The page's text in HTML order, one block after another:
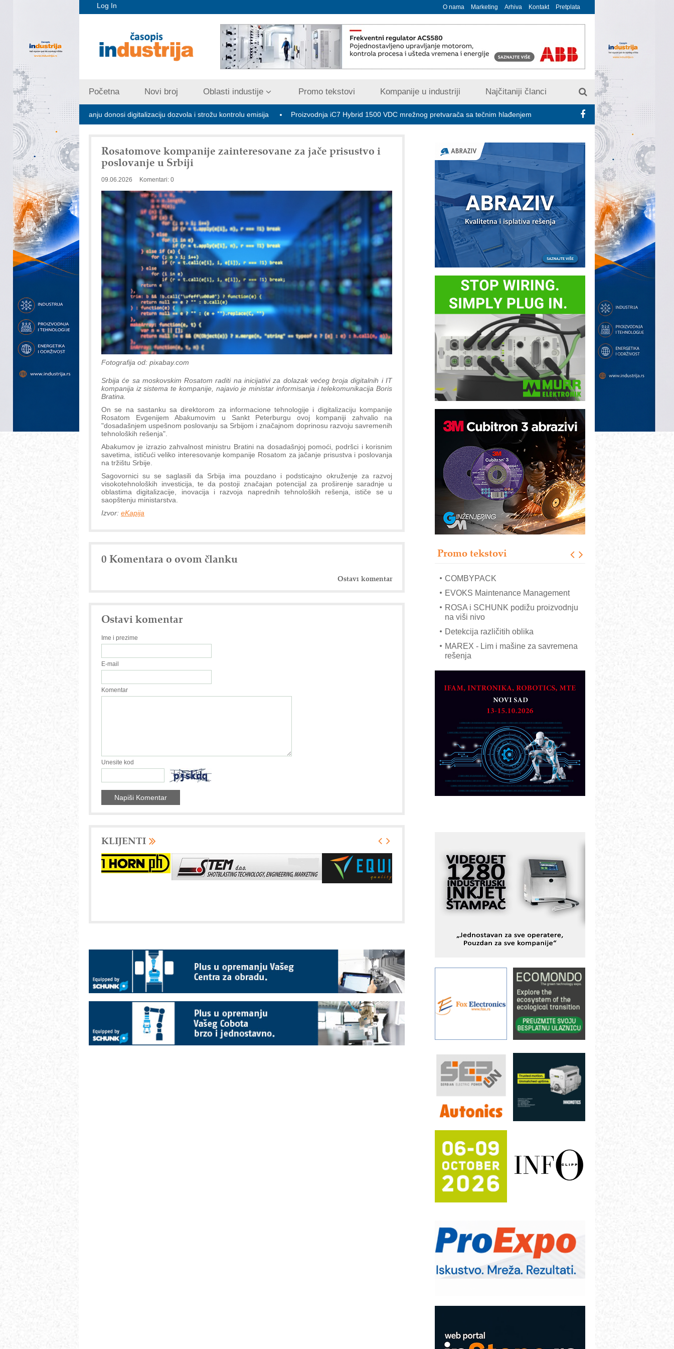
Log In O nama Marketing Arhiva Kontakt Pretplata
Početna Novi broj Oblasti industije Promo tekstovi Kompanije u industriji Najčitaniji članci
zagađivanju donosi digitalizaciju dozvola i strožu kontrolu emisija Proizvodnja iC7 Hybrid 1500 VDC mrežnog pretvarača sa tečnim hlađenjem Minimalac 2027: Sindikati traže veće povećanje
Rosatomove kompanije zainteresovane za jače prisustvo i
poslovanje u Srbiji
09.06.2026 Komentari: 0
Fotografija od: pixabay.com
Srbija će sa moskovskim Rosatom raditi na inicijativi za dolazak većeg broja digitalnih i IT
kompanija iz sistema te kompanije, najavio je ministar informisanja i telekomunikacija Boris
Bratina.
On se na sastanku sa direktorom za informacione tehnologije i digitalizaciju kompanije
Rosatom Evgenijem Abakumovim u Sankt Peterburgu ovoj kompaniji zahvalio na
"dosadašnjem uspešnom poslovanju sa Srbijom i značajnom doprinosu razvoju savremenih
tehnoloških rešenja".
Abakumov je izrazio zahvalnost ministru Bratini na dosadašnjoj pomoći, podršci i korisnim
savetima, ističući veliko interesovanje kompanije Rosatom za jačanje prisustva i poslovanja
na tržištu Srbije.
Sagovornici su se saglasili da Srbija ima pouzdano i podsticajno okruženje za razvoj
visokotehnoloških investicija, te da postoji značajan potencijal za proširenje saradnje u
oblastima digitalizacije, inovacija i razvoja naprednih tehnoloških rešenja, ističe se u
saopštenju ministarstva.
Izvor: eKapija
0 Komentara o ovom članku
Ostavi komentar
Ostavi komentar
Ime i prezime
E-mail
Komentar
Unesite kod
KLIJENTI
Promo tekstovi
Bezbednost na prvom mestu!
IB BLUMENAUER - više od 40 godina
poverenja u industriji
RMQ-TITAN ADVANCED INDICATOR
– Pametna signalizacija za efikasnije
upravljanje mašinama
Sigurnije ispitivanje transformatora u
solarnim elektranama i vetroparkovima
Pranje točkova na gradilištu- standard
modernog i odgovornog građenja
mrežnog pretvarača sa tečnim
COMBYPACK
EVOKS Maintenance Management
ROSA i SCHUNK podižu proizvodnju
na viši nivo
Detekcija različitih oblika
MAREX - Lim i mašine za savremena
rešenja
Marcom-plast d.o.o.- vaš pouzdan
CTO - Prilagodite svoju toplinsku
PLC AKYTEC
AUKOM: Svetski standard metrologije
dostupan u Srbiji
MOTOMAN – NEXT-Robotika vođena
veštačkom inteligencijom
I.SAFE MOBILE revolucioniše
savremene industrijske i logističke
objekte
Alba d.o.o. – 35 godina preciznosti u
metrologiji i pametnim dozirnim
rešenjima
IBeRTIM - oprema za ispitivanje
STAUFF – Komponente koje
povećavaju pouzdanost hidrauličkih
YAMADA pumpe – japanska
pouzdanost u transferu fluida
Filtration Group Industrial – Napredna
rešenja za filtraciju u hidrauličkim i
procesnim sistemima
RILINEX kompanije Rittal
automatizaciju
Efikasno upravljanje energijom
Automatizacija pakovanja · Display
Potpuna efikasnost bez složenih
sistema
Trajna oznaka kao dugoročna korist
Bezbednost na prvom mestu!
IB BLUMENAUER - više od 40 godina
poverenja u industriji
RMQ-TITAN ADVANCED INDICATOR
upravljanje mašinama
solarnim elektranama i vetroparkovima
Pranje točkova na gradilištu- standard
modernog i odgovornog građenja
Proizvodnja iC7 Hybrid 1500 VDC
mrežnog pretvarača sa tečnim
ROSA i SCHUNK podižu proizvodnju
na viši nivo